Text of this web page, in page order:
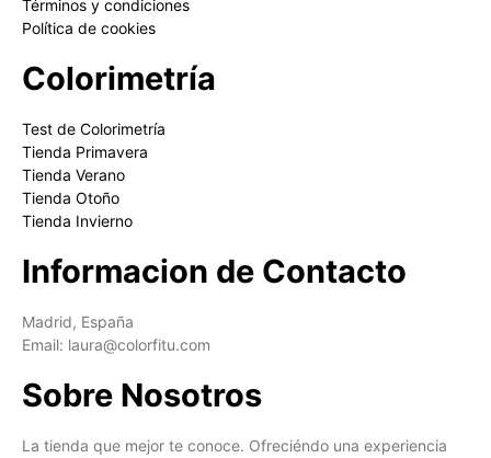
Términos y condiciones
Política de cookies
Colorimetría
Test de Colorimetría
Tienda Primavera
Tienda Verano
Tienda Otoño
Tienda Invierno
Informacion de Contacto
Madrid, España
Email: laura@colorfitu.com
Sobre Nosotros
La tienda que mejor te conoce. Ofreciéndo una experiencia